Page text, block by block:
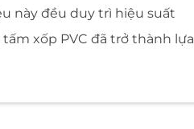
này đều duy trì hiệu suất
xốp PVC đã trở thành lựa